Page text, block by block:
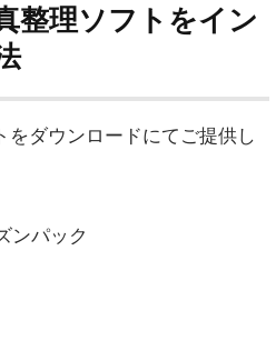
整理ソフトをイン
をダウンロードにてご提供し
ンパック